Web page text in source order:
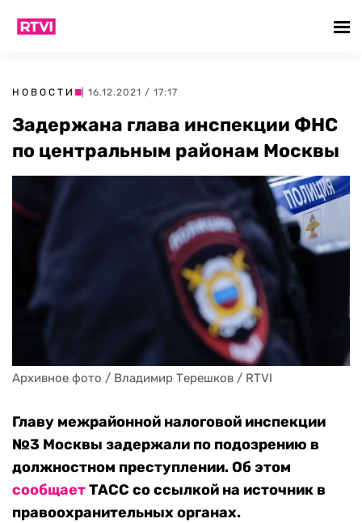
НОВОСТИ | 16.12.2021 / 17:17
Задержана глава инспекции ФНС
по центральным районам Москвы
Архивное фото / Владимир Терешков / RTVI
Главу межрайонной налоговой инспекции
№3 Москвы задержали по подозрению в
должностном преступлении. Об этом
сообщаетТАСС со ссылкой на источник в
правоохранительных органах.